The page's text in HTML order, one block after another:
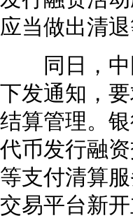
应当做出清退
同日，中
下发通知，
结算管理。
代币发行融
等支付清算
交易平台新